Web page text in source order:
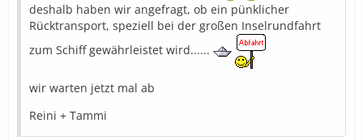
deshalb haben wir angefragt, ob ein pünklicher
Rücktransport, speziell bei der großen Inselrundfahrt
zum Schiff gewährleistet wird......
wir warten jetzt mal ab
Reini + Tammi